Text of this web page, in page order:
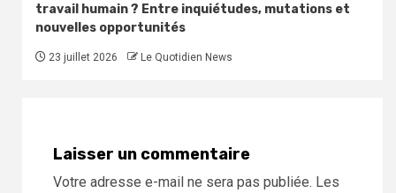
travail humain ? Entre inquiétudes, mutations et
nouvelles opportunités
23 juillet 2026 Le Quotidien News
Laisser un commentaire
Votre adresse e-mail ne sera pas publiée. Les